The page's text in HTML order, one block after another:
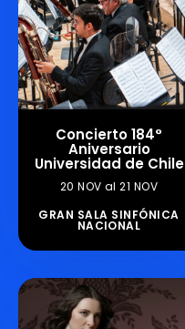
Concierto 184°
Aniversario
Universidad de Chile
20 NOV al 21 NOV
GRAN SALA SINFÓNICA
NACIONAL